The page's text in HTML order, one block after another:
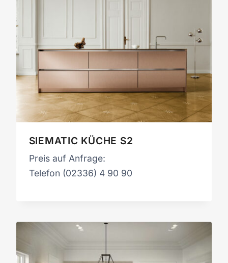
SIEMATIC KÜCHE S2
Preis auf Anfrage:
Telefon (02336) 4 90 90